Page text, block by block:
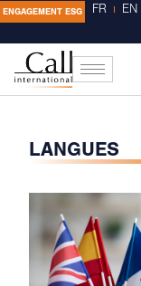
ENGAGEMENT ESG FR EN
LANGUES